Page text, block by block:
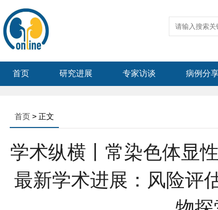
首页 研究进展 专家访谈 病例分
首页 > 正文
学术纵横丨常染色体显
最新学术进展：风险评